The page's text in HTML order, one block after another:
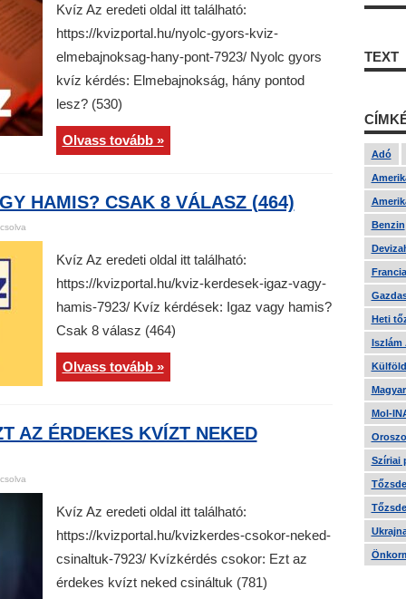
Kvíz Az eredeti oldal itt található:
https://kvizportal.hu/nyolc-gyors-kviz-
elmebajnoksag-hany-pont-7923/ Nyolc gyors
kvíz kérdés: Elmebajnokság, hány pontod
lesz? (530)
Olvass tovább »
HAMIS? CSAK 8 VÁLASZ (464)
Kvíz Az eredeti oldal itt található:
https://kvizportal.hu/kviz-kerdesek-igaz-vagy-
hamis-7923/ Kvíz kérdések: Igaz vagy hamis?
Csak 8 válasz (464)
Olvass tovább »
AZ ÉRDEKES KVÍZT NEKED
Kvíz Az eredeti oldal itt található:
https://kvizportal.hu/kvizkerdes-csokor-neked-
csinaltuk-7923/ Kvízkérdés csokor: Ezt az
érdekes kvízt neked csináltuk (781)
TEXT
Adó
Benzin
Heti
Iszlám
Mol-
Szíriai